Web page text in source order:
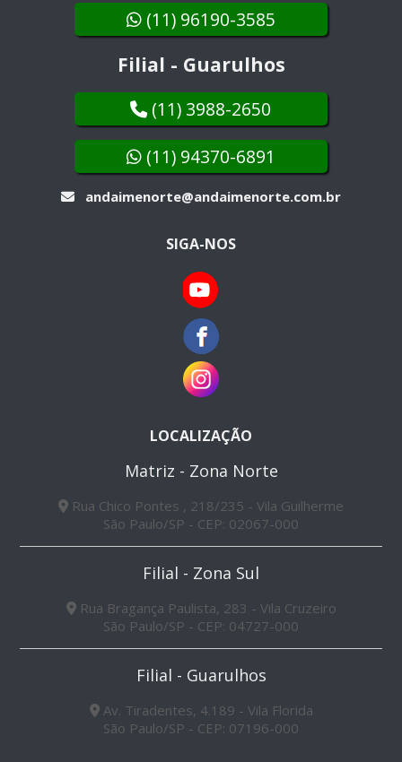
(11) 96190-3585
Filial - Guarulhos
(11) 3988-2650
(11) 94370-6891
andaimenorte@andaimenorte.com.br
SIGA-NOS
LOCALIZAÇÃO
Matriz - Zona Norte
Rua Chico Pontes , 218/235 - Vila Guilherme
São Paulo/SP - CEP: 02067-000
Filial - Zona Sul
Rua Bragança Paulista, 283 - Vila Cruzeiro
São Paulo/SP - CEP: 04727-000
Filial - Guarulhos
Av. Tiradentes, 4.189 - Vila Florida
São Paulo/SP - CEP: 07196-000